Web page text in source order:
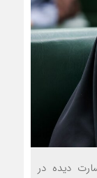
دیده در